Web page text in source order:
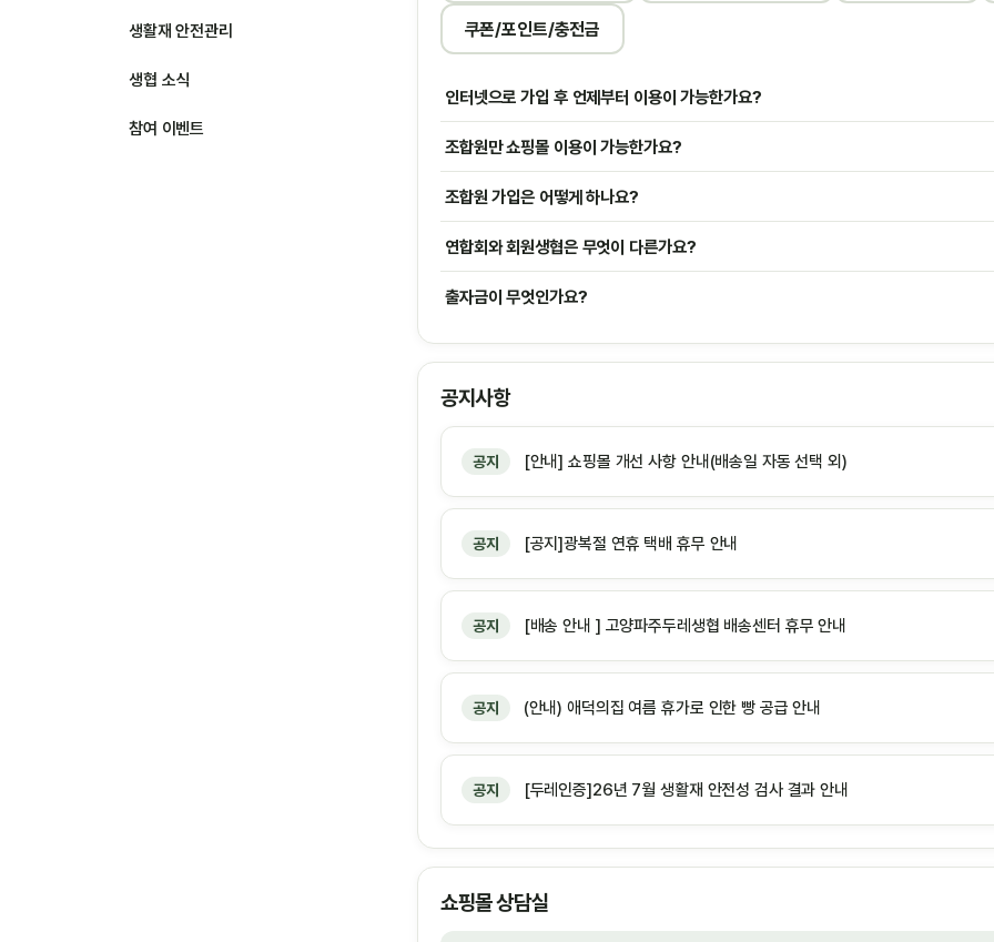
생활재 안전관리
생협 소식
참여 이벤트
쿠폰/포인트/충전금
인터넷으로 가입 후 언제부터 이용이 가능한가요?
조합원만 쇼핑몰 이용이 가능한가요?
조합원 가입은 어떻게 하나요?
연합회와 회원생협은 무엇이 다른가요?
출자금이 무엇인가요?
공지사항
공지 [안내] 쇼핑몰 개선 사항 안내(배송일 자동 선택 외)
공지 [공지]광복절 연휴 택배 휴무 안내
공지 [배송 안내 ] 고양파주두레생협 배송센터 휴무 안내
공지 (안내) 애덕의집 여름 휴가로 인한 빵 공급 안내
공지 [두레인증]26년 7월 생활재 안전성 검사 결과 안내
쇼핑몰 상담실